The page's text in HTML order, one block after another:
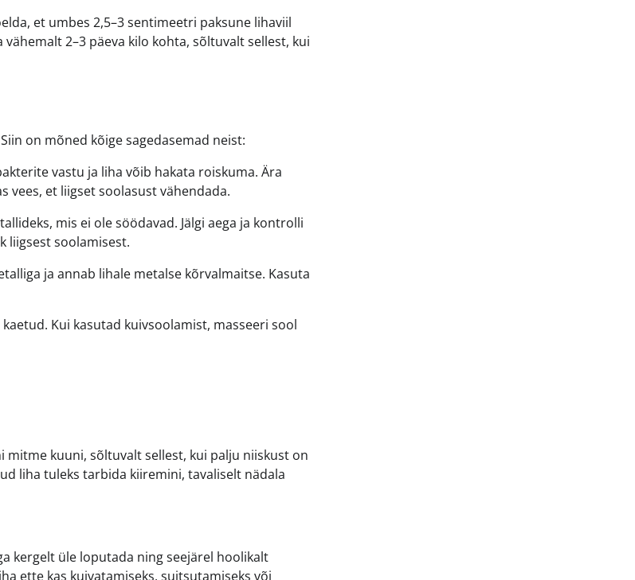
et umbes 2,5–3 sentimeetri paksune lihaviil
2–3 päeva kilo kohta, sõltuvalt sellest, kui
on mõned kõige sagedasemad neist:
vastu ja liha võib hakata roiskuma. Ära
vees, et liigset soolasust vähendada.
mis ei ole söödavad. Jälgi aega ja kontrolli
liigsest soolamisest.
ja annab lihale metalse kõrvalmaitse. Kasuta
Kui kasutad kuivsoolamist, masseeri sool
mitme kuuni, sõltuvalt sellest, kui palju niiskust on
liha tuleks tarbida kiiremini, tavaliselt nädala
kergelt üle loputada ning seejärel hoolikalt
ette kas kuivatamiseks, suitsutamiseks või